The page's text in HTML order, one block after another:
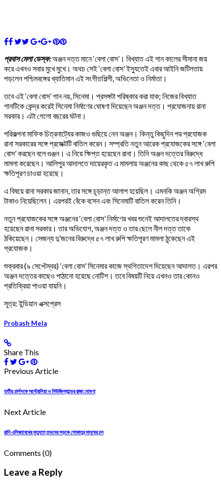
প্রবাস মেলা ডেস্ক:অঞ্জন দত্ত মানে ‘বেলা বোস’। বিখ্যাত এই গান কালের সীমানা জয়
করে এখনও সবার মুখে মুখে। অথচ সেই ‘বেলা বোস’ ইস্যুতেই এবার আইনি জটিলতায়
পড়লেন পশ্চিমবঙ্গের খ্যাতিমান এই সংগীতশিল্পী, অভিনেতা ও নির্মাতা।
তবে এই ‘বেলা বোস’ গান নয়, সিনেমা। প্রসঙ্গটা পরিষ্কার করা যাক; নিজের বিখ্যাত
গানটিকে কেন্দ্র করেই সিনেমা নির্মাণের ঘোষণা দিয়েছেন অঞ্জন দত্ত। প্রযোজনায় রানা
সরকার। এটা গেলো বছরের ঘটনা।
পরিকল্পনা মাফিক চিত্রনাট্যের কাজও গুছিয়ে নেন অঞ্জন। কিন্তু কিছুদিন পর প্রযোজক
রানা সরকারের সঙ্গে প্রজেক্টটি বাতিল করেন। সম্প্রতি নতুন আরেক প্রযোজকের সঙ্গে ‘বেলা
বোস’ করছেন বলে গুঞ্জন। এ নিয়ে ক্ষিপ্ত হয়েছেন রানা। তিনি অঞ্জন দত্তের বিরুদ্ধে
মামলা করেছেন। আলিপুর আদালতে দায়েরকৃত এ মামলায় অঞ্জনের কাছ থেকে ৫৭ লাখ রুপি
ক্ষতিপূরণ চাওয়া হয়েছে।
এ বিষয়ে রানা সরকার জানান, তার সঙ্গে চূড়ান্ত আলাপ হয়েছিল। এমনকি অঞ্জন অগ্রিম
টাকাও নিয়েছিলেন। এরপরই বেঁকে বসেন এবং সিনেমাটি বাতিল করেন তিনি।
নতুন প্রযোজকের সঙ্গে অঞ্জনের ‘বেলা বোস’ নির্মাণের খবর শুনেই আদালতের দ্বারস্থ
হয়েছেন রানা সরকার। তার অভিযোগ, অঞ্জন দত্ত ও তার ছেলে নীল দত্ত তাকে
ঠকিয়েছেন। সেজন্য দু’জনের বিরুদ্ধে ৫৭ লাখ রুপি ক্ষতিপূরণ মামলা ঠুকেছেন এই
প্রযোজক।
শুক্রবার (৯ সেপ্টেম্বর) ‘বেলা বোস’ সিনেমার কাজে স্থগিতাদেশ দিয়েছেন আদালত। এরপর
অঞ্জন দত্তের কাছেও পাঠানো হয়েছে নোটিশ। তবে বিষয়টি নিয়ে এখনও তার কোনও
প্রতিক্রিয়া পাওয়া যায়নি।
সূত্র: ইন্ডিয়ান এক্সপ্রেস
Probash Mela
Share This
Previous Article
তৃতীয় চার্লসকে অস্ট্রেলিয়া ও নিউজিল্যান্ডের রাজা ঘোষণা
Next Article
রানি এলিজাবেথের মৃত্যুতে লন্ডনের সড়কে শোকাতুর মানুষের ঢল
Comments (0)
Leave a Reply